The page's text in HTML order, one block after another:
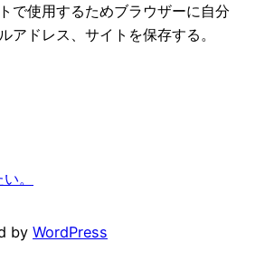
で使用するためブラウザーに自分
アドレス、サイトを保存する。
。
by WordPress